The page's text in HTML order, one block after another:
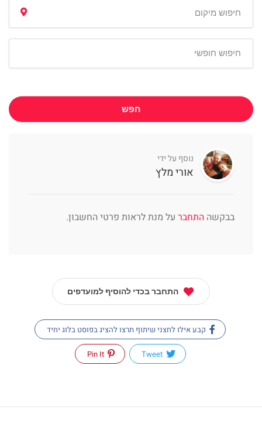
חפש
נוסף על ידי
אורי מלץ
בבקשה התחבר על מנת לראות פרטי החשבון.
התחבר בכדי להוסיף למועדפים
קבע אילו לחצני שיתוף תרצו להציג בפוסט בלוג יחיד
Tweet
Pin It